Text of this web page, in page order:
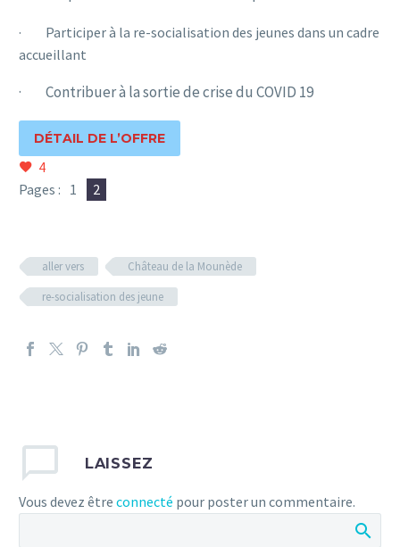
· Participer à la re-socialisation des jeunes dans un cadre
accueillant
· Contribuer à la sortie de crise du COVID 19
DÉTAIL DE L’OFFRE
4
Pages : 1 2
aller vers
Château de la Mounède
re-socialisation des jeune
LAISSEZ
Vous devez être connecté pour poster un commentaire.